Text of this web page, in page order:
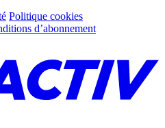
Politique cookies
d’abonnement